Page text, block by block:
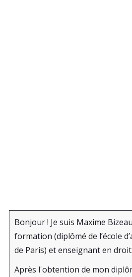
Bonjour ! Je suis Maxime
formation (diplômé de l’école
de Paris) et enseignant en droit.
Après l'obtention de mon